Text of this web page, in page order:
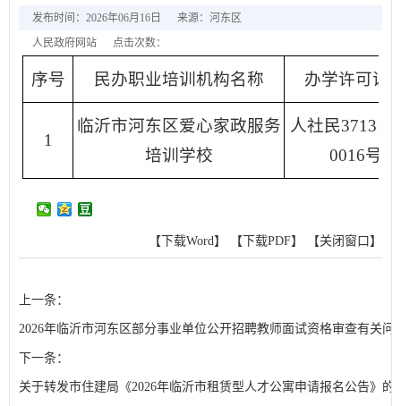
发布时间：2026年06月16日
来源：河东区
人民政府网站
点击次数：
序号 民办职业培训机构名称 办学许可证
1
临沂市河东区爱心家政服务
培训学校
人社民
0016号
【下载Word】 【下载PDF】 【关闭窗口】
上一条：
2026年临沂市河东区部分事业单位公开招聘教师面试资格审查有关问
下一条：
关于转发市住建局《2026年临沂市租赁型人才公寓申请报名公告》的